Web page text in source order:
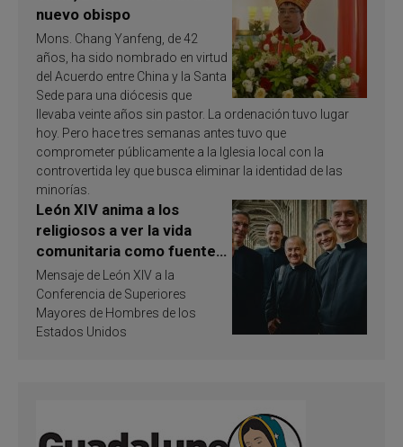
nuevo obispo
Mons. Chang Yanfeng, de 42
años, ha sido nombrado en virtud
del Acuerdo entre China y la Santa
Sede para una diócesis que
llevaba veinte años sin pastor. La ordenación tuvo lugar
hoy. Pero hace tres semanas antes tuvo que
comprometer públicamente a la Iglesia local con la
controvertida ley que busca eliminar la identidad de las
minorías.
León XIV anima a los
religiosos a ver la vida
comunitaria como fuente
de inspiración y
santificación
Mensaje de León XIV a la
Conferencia de Superiores
Mayores de Hombres de los
Estados Unidos